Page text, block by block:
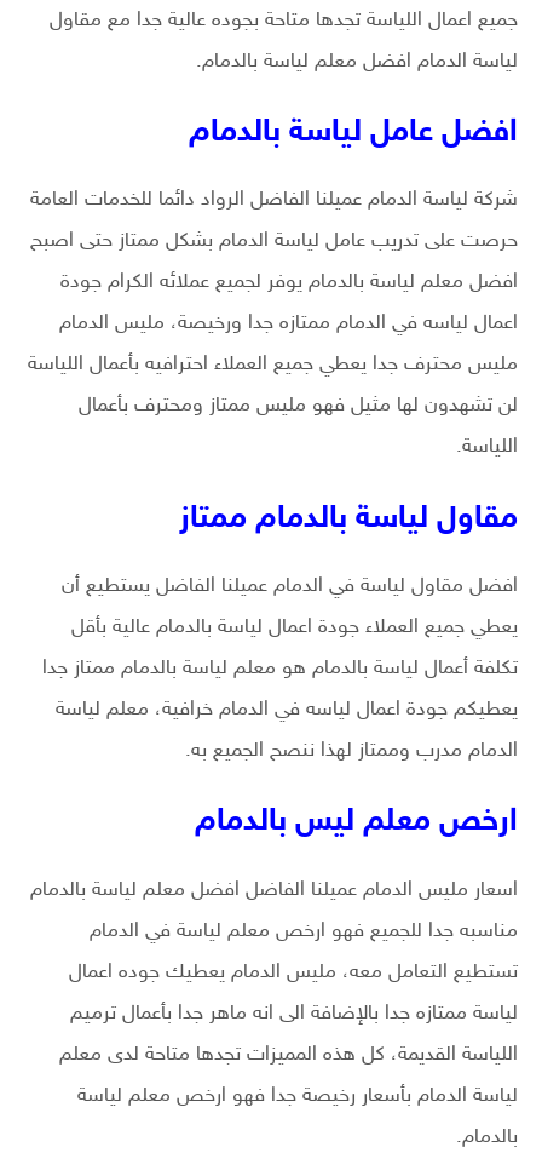
جميع اعمال اللياسة تجدها متاحة بجوده عالية جدا مع مقاول
لياسة الدمام افضل معلم لياسة بالدمام.
افضل عامل لياسة بالدمام
شركة لياسة الدمام عميلنا الفاضل الرواد دائما للخدمات العامة
حرصت على تدريب عامل لياسة الدمام بشكل ممتاز حتى اصبح
افضل معلم لياسة بالدمام يوفر لجميع عملائه الكرام جودة
اعمال لياسه في الدمام ممتازه جدا ورخيصة، مليس الدمام
مليس محترف جدا يعطي جميع العملاء احترافيه بأعمال اللياسة
لن تشهدون لها مثيل فهو مليس ممتاز ومحترف بأعمال
اللياسة.
مقاول لياسة بالدمام ممتاز
افضل مقاول لياسة في الدمام عميلنا الفاضل يستطيع أن
يعطي جميع العملاء جودة اعمال لياسة بالدمام عالية بأقل
تكلفة أعمال لياسة بالدمام هو معلم لياسة بالدمام ممتاز جدا
يعطيكم جودة اعمال لياسه في الدمام خرافية، معلم لياسة
الدمام مدرب وممتاز لهذا ننصح الجميع به.
ارخص معلم ليس بالدمام
اسعار مليس الدمام عميلنا الفاضل افضل معلم لياسة بالدمام
مناسبه جدا للجميع فهو ارخص معلم لياسة في الدمام
تستطيع التعامل معه، مليس الدمام يعطيك جوده اعمال
لياسة ممتازه جدا بالإضافة الى انه ماهر جدا بأعمال ترميم
اللياسة القديمة، كل هذه المميزات تجدها متاحة لدى معلم
لياسة الدمام بأسعار رخيصة جدا فهو ارخص معلم لياسة
بالدمام.